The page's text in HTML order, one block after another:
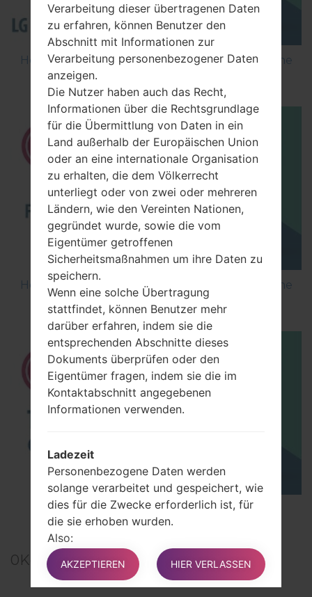
How to Flash Stock Firmware on LG Smartphone
using LG Flash Tool 2014?
How to Flash Stock Firmware on LG Smartphone
using LG UP?
TOP 5 SECRET CODES for LG!
0Kommentare
Verarbeitung dieser übertragenen Daten
zu erfahren, können Benutzer den
Abschnitt mit Informationen zur
Verarbeitung personenbezogener Daten
anzeigen.
Die Nutzer haben auch das Recht,
Informationen über die Rechtsgrundlage
für die Übermittlung von Daten in ein
Land außerhalb der Europäischen Union
oder an eine internationale Organisation
zu erhalten, die dem Völkerrecht
unterliegt oder von zwei oder mehreren
Ländern, wie den Vereinten Nationen,
gegründet wurde, sowie die vom
Eigentümer getroffenen
Sicherheitsmaßnahmen um ihre Daten zu
speichern.
Wenn eine solche Übertragung
stattfindet, können Benutzer mehr
darüber erfahren, indem sie die
entsprechenden Abschnitte dieses
Dokuments überprüfen oder den
Eigentümer fragen, indem sie die im
Kontaktabschnitt angegebenen
Informationen verwenden.
Ladezeit
Personenbezogene Daten werden
solange verarbeitet und gespeichert, wie
dies für die Zwecke erforderlich ist, für
die sie erhoben wurden.
Also:
Personenbezogene Daten, die zu
Zwecken der Vertragsabwicklung
zwischen dem Eigentümer und dem
AKZEPTIEREN HIER VERLASSEN